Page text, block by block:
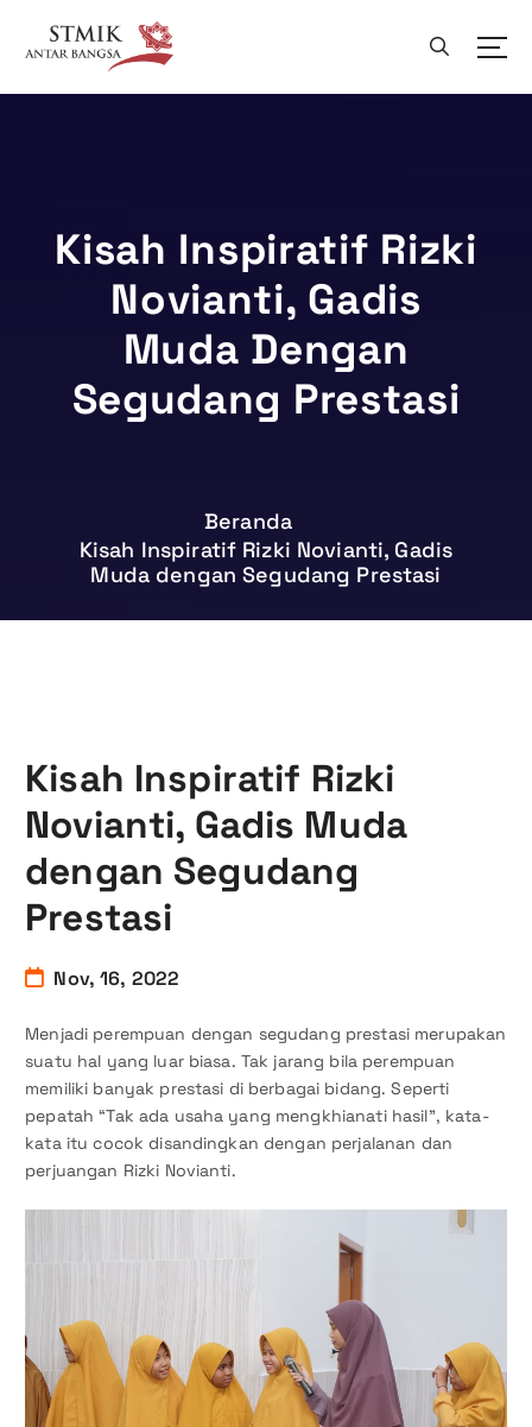
a
Kisah Inspiratif Rizki
Novianti, Gadis
Muda Dengan
Segudang Prestasi
Beranda
Kisah Inspiratif Rizki Novianti, Gadis
Muda dengan Segudang Prestasi
Kisah Inspiratif Rizki
Novianti, Gadis Muda
dengan Segudang
Prestasi
Nov, 16, 2022
Menjadi perempuan dengan segudang prestasi merupakan
suatu hal yang luar biasa. Tak jarang bila perempuan
memiliki banyak prestasi di berbagai bidang. Seperti
pepatah “Tak ada usaha yang mengkhianati hasil”, kata-
kata itu cocok disandingkan dengan perjalanan dan
perjuangan Rizki Novianti.